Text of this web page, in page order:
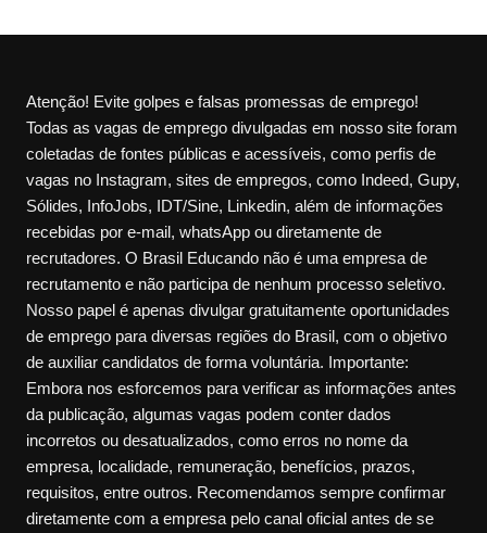
Atenção! Evite golpes e falsas promessas de emprego!
Todas as vagas de emprego divulgadas em nosso site foram
coletadas de fontes públicas e acessíveis, como perfis de
vagas no Instagram, sites de empregos, como Indeed, Gupy,
Sólides, InfoJobs, IDT/Sine, Linkedin, além de informações
recebidas por e-mail, whatsApp ou diretamente de
recrutadores. O Brasil Educando não é uma empresa de
recrutamento e não participa de nenhum processo seletivo.
Nosso papel é apenas divulgar gratuitamente oportunidades
de emprego para diversas regiões do Brasil, com o objetivo
de auxiliar candidatos de forma voluntária. Importante:
Embora nos esforcemos para verificar as informações antes
da publicação, algumas vagas podem conter dados
incorretos ou desatualizados, como erros no nome da
empresa, localidade, remuneração, benefícios, prazos,
requisitos, entre outros. Recomendamos sempre confirmar
diretamente com a empresa pelo canal oficial antes de se